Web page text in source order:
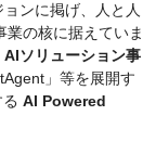
ンに掲げ、人と人
業の核に据えていま
AIソリューション事
」等を展開す
AI Powered